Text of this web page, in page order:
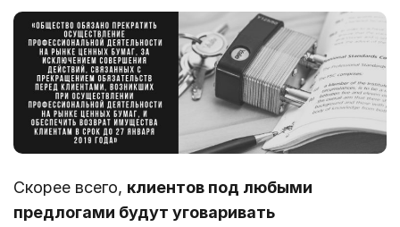
Скорее всего, клиентов под любыми
предлогами будут уговаривать